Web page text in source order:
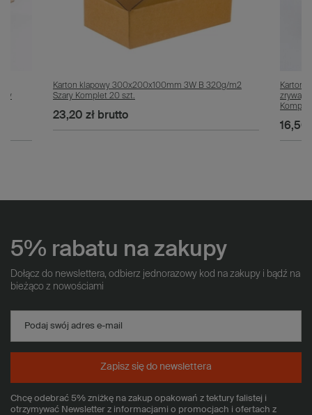
Karton klapowy 300x200x100mm 3W B 320g/m2
Szary Komplet 20 szt.
23,20 złbrutto
Karton
16,50
5% rabatu na zakupy
Dołącz do newslettera, odbierz jednorazowy kod na zakupy i bądź na
bieżąco z nowościami
Podaj swój adres e-mail
Chcę odebrać 5% zniżkę na zakup opakowań z tektury falistej i
otrzymywać Newsletter z informacjami o promocjach i ofertach z
Zapisz się do newslettera